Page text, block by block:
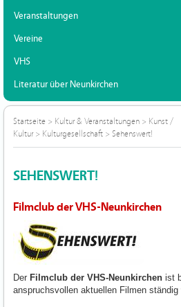
Veranstaltungen
Vereine
VHS
Literatur über Neunkirchen
Startseite > Kultur & Veranstaltungen > Kunst /
Kultur> Kulturgesellschaft > Sehenswert!
SEHENSWERT!
Filmclub der VHS-Neunkirchen
Der Filmclub der VHS-Neunkirchen ist
anspruchsvollen aktuellen Filmen